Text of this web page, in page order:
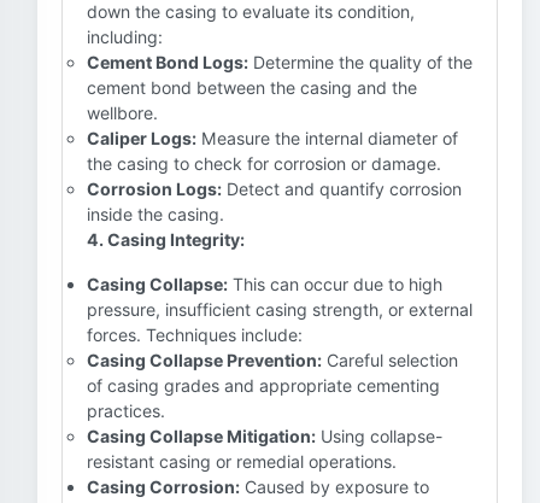
down the casing to evaluate its condition,
including:
Cement Bond Logs: Determine the quality of the
cement bond between the casing and the
wellbore.
Caliper Logs: Measure the internal diameter of
the casing to check for corrosion or damage.
Corrosion Logs: Detect and quantify corrosion
inside the casing.
4. Casing Integrity:
Casing Collapse: This can occur due to high
pressure, insufficient casing strength, or external
forces. Techniques include:
Casing Collapse Prevention: Careful selection
of casing grades and appropriate cementing
practices.
Casing Collapse Mitigation: Using collapse-
resistant casing or remedial operations.
Casing Corrosion: Caused by exposure to